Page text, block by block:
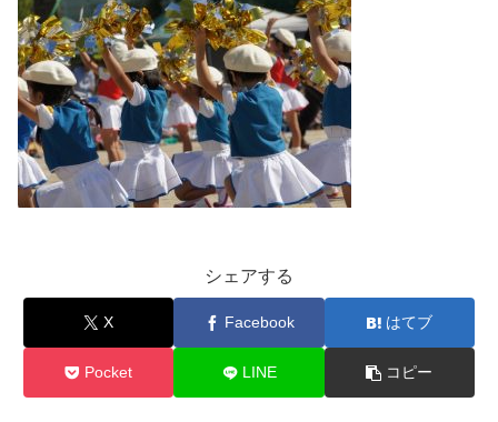
シェアする
X Facebook はてブ
Pocket LINE コピー